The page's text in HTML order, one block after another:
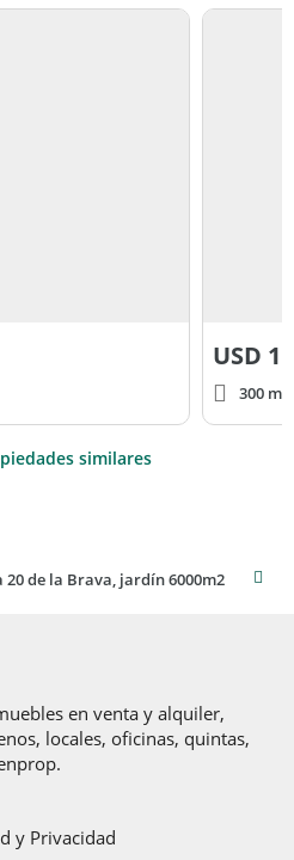
USD
300
similares
de la Brava, jardín 6000m2
en venta y alquiler,
locales, oficinas, quintas,
y Privacidad